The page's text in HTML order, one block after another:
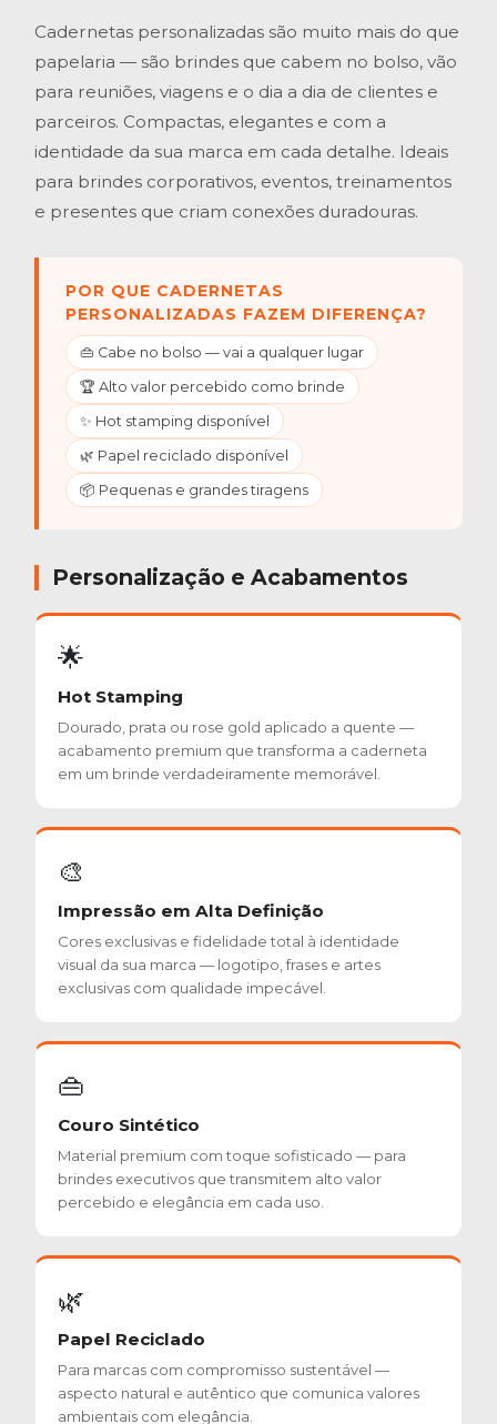
Cadernetas personalizadas são muito mais do que
papelaria — são brindes que cabem no bolso, vão
para reuniões, viagens e o dia a dia de clientes e
parceiros. Compactas, elegantes e com a
identidade da sua marca em cada detalhe. Ideais
para brindes corporativos, eventos, treinamentos
e presentes que criam conexões duradouras.
POR QUE CADERNETAS
PERSONALIZADAS FAZEM DIFERENÇA?
👜 Cabe no bolso — vai a qualquer lugar
🏆 Alto valor percebido como brinde
✨ Hot stamping disponível
🌿 Papel reciclado disponível
📦 Pequenas e grandes tiragens
Personalização e Acabamentos
🌟
Hot Stamping
Dourado, prata ou rose gold aplicado a quente —
acabamento premium que transforma a caderneta
em um brinde verdadeiramente memorável.
🎨
Impressão em Alta Definição
Cores exclusivas e fidelidade total à identidade
visual da sua marca — logotipo, frases e artes
exclusivas com qualidade impecável.
👜
Couro Sintético
Material premium com toque sofisticado — para
brindes executivos que transmitem alto valor
percebido e elegância em cada uso.
🌿
Papel Reciclado
Para marcas com compromisso sustentável —
aspecto natural e autêntico que comunica valores
ambientais com elegância.